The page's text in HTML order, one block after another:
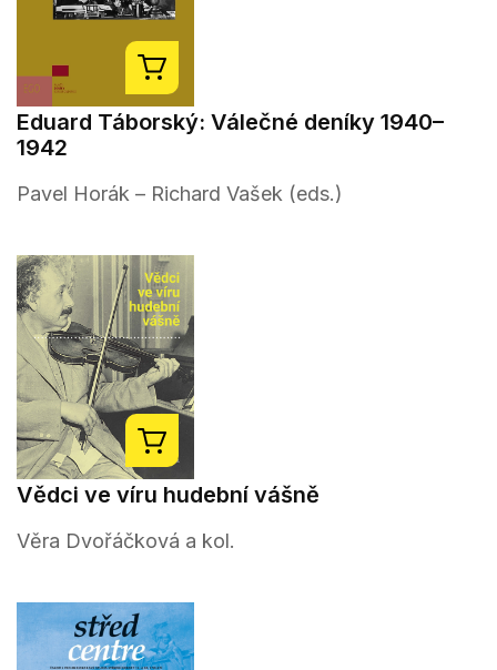
Eduard Táborský: Válečné deníky 1940–
1942
Pavel Horák – Richard Vašek (eds.)
Vědci ve víru hudební vášně
Věra Dvořáčková a kol.